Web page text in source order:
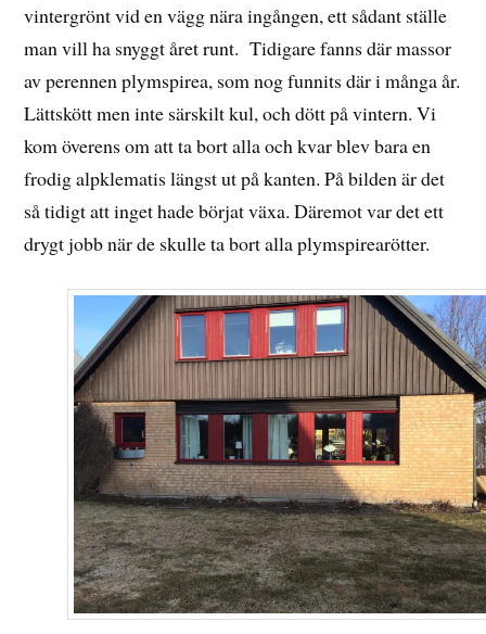
vintergrönt vid en vägg nära ingången, ett sådant ställe
man vill ha snyggt året runt. Tidigare fanns där massor
av perennen plymspirea, som nog funnits där i många år.
Lättskött men inte särskilt kul, och dött på vintern. Vi
kom överens om att ta bort alla och kvar blev bara en
frodig alpklematis längst ut på kanten. På bilden är det
så tidigt att inget hade börjat växa. Däremot var det ett
drygt jobb när de skulle ta bort alla plymspirearötter.